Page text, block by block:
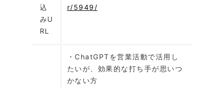
込
みU
RL
r/5949/
・ChatGPTを営業活動で活用し
たいが、効果的な打ち手が思いつ
かない方